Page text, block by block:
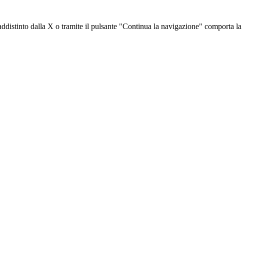
dalla X o tramite il pulsante "Continua la navigazione" comporta la